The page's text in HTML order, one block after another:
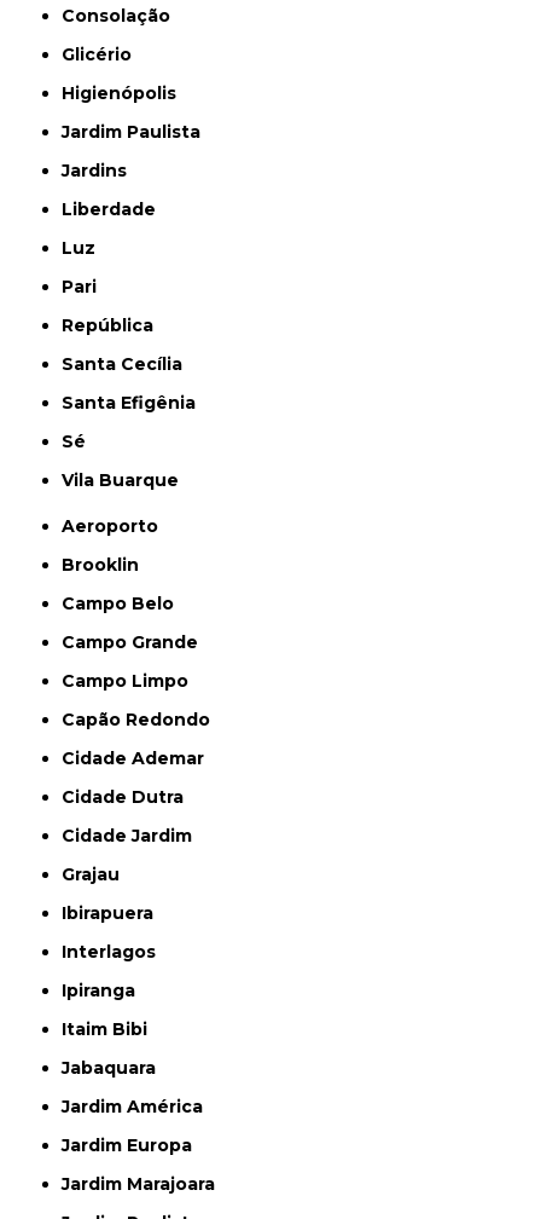
Consolação
Glicério
Higienópolis
Jardim Paulista
Jardins
Liberdade
Luz
Pari
República
Santa Cecília
Santa Efigênia
Sé
Vila Buarque
Aeroporto
Brooklin
Campo Belo
Campo Grande
Campo Limpo
Capão Redondo
Cidade Ademar
Cidade Dutra
Cidade Jardim
Grajau
Ibirapuera
Interlagos
Ipiranga
Itaim Bibi
Jabaquara
Jardim América
Jardim Europa
Jardim Marajoara